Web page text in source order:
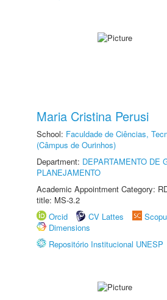
Maria Cristina Perusi
School: Faculdade de Ciências,
(Câmpus de Ourinhos)
Department: DEPARTAMENTO DE
PLANEJAMENTO
Academic Appointment Category:
title: MS-3.2
Orcid
CV Lattes
Dimensions
Repositório Institucional UNESP